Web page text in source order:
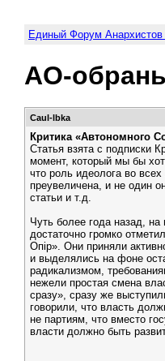
Единый Форум
АО-
Caul-lbka
Критика «Автономного
Статья взята с подписки
момент, который мы бы
что роль идеолога во
преувеличена, и не один
статьи и т.д.
Чуть более года назад,
достаточно громко
Опiр». Они приняли
и выделялись на фоне
радикализмом,
нежели простая смена
сразу», сразу же
говорили, что власть
не партиям, что вместо
власти должно быть